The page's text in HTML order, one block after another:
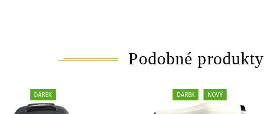
Podobné produkty
DÁREK DÁREK NOVÝ